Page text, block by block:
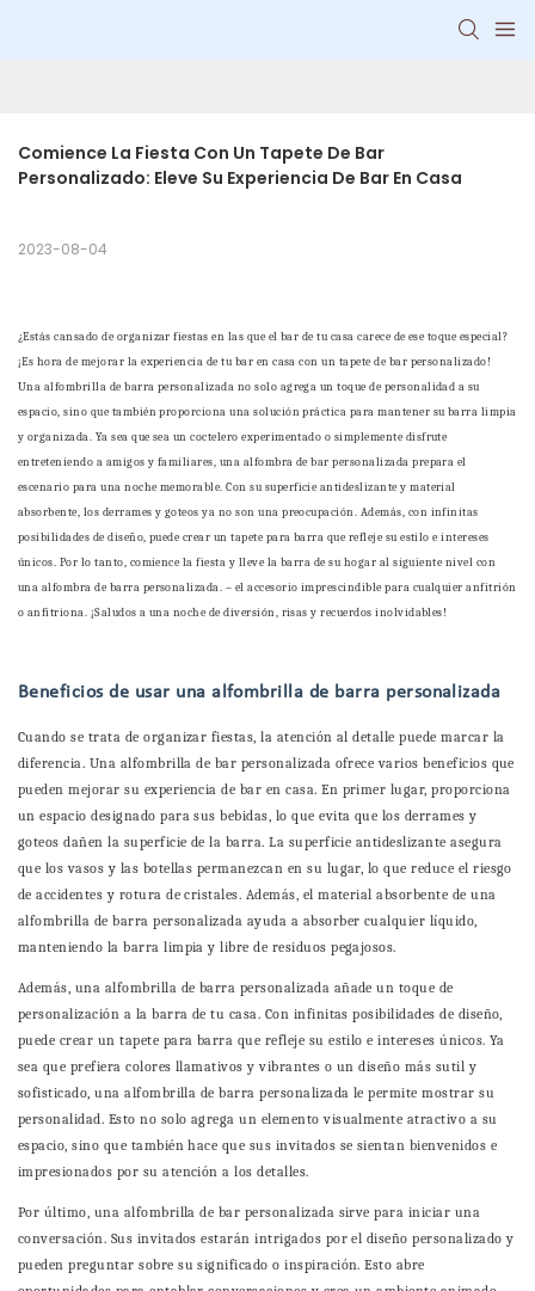
Comience La Fiesta Con Un Tapete De Bar
Personalizado: Eleve Su Experiencia De Bar En Casa
2023-08-04
¿Estás cansado de organizar fiestas en las que el bar de tu casa carece de ese toque especial?
¡Es hora de mejorar la experiencia de tu bar en casa con un tapete de bar personalizado!
Una alfombrilla de barra personalizada no solo agrega un toque de personalidad a su
espacio, sino que también proporciona una solución práctica para mantener su barra limpia
y organizada. Ya sea que sea un coctelero experimentado o simplemente disfrute
entreteniendo a amigos y familiares, una alfombra de bar personalizada prepara el
escenario para una noche memorable. Con su superficie antideslizante y material
absorbente, los derrames y goteos ya no son una preocupación. Además, con infinitas
posibilidades de diseño, puede crear un tapete para barra que refleje su estilo e intereses
únicos. Por lo tanto, comience la fiesta y lleve la barra de su hogar al siguiente nivel con
una alfombra de barra personalizada. – el accesorio imprescindible para cualquier anfitrión
o anfitriona. ¡Saludos a una noche de diversión, risas y recuerdos inolvidables!
Beneficios de usar una alfombrilla de barra personalizada
Cuando se trata de organizar fiestas, la atención al detalle puede marcar la
diferencia. Una alfombrilla de bar personalizada ofrece varios beneficios que
pueden mejorar su experiencia de bar en casa. En primer lugar, proporciona
un espacio designado para sus bebidas, lo que evita que los derrames y
goteos dañen la superficie de la barra. La superficie antideslizante asegura
que los vasos y las botellas permanezcan en su lugar, lo que reduce el riesgo
de accidentes y rotura de cristales. Además, el material absorbente de una
alfombrilla de barra personalizada ayuda a absorber cualquier líquido,
manteniendo la barra limpia y libre de residuos pegajosos.
Además, una alfombrilla de barra personalizada añade un toque de
personalización a la barra de tu casa. Con infinitas posibilidades de diseño,
puede crear un tapete para barra que refleje su estilo e intereses únicos. Ya
sea que prefiera colores llamativos y vibrantes o un diseño más sutil y
sofisticado, una alfombrilla de barra personalizada le permite mostrar su
personalidad. Esto no solo agrega un elemento visualmente atractivo a su
espacio, sino que también hace que sus invitados se sientan bienvenidos e
impresionados por su atención a los detalles.
Por último, una alfombrilla de bar personalizada sirve para iniciar una
conversación. Sus invitados estarán intrigados por el diseño personalizado y
pueden preguntar sobre su significado o inspiración. Esto abre